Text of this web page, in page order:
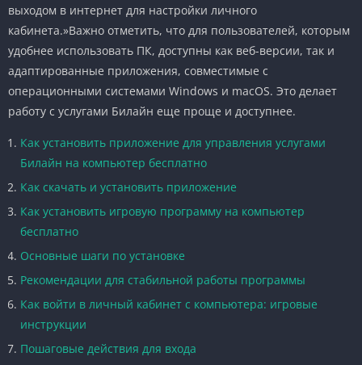
выходом в интернет для настройки личного
кабинета.»Важно отметить, что для пользователей, которым
удобнее использовать ПК, доступны как веб-версии, так и
адаптированные приложения, совместимые с
операционными системами Windows и macOS. Это делает
работу с услугами Билайн еще проще и доступнее.
Как установить приложение для управления услугами
Билайн на компьютер бесплатно
Как скачать и установить приложение
Как установить игровую программу на компьютер
бесплатно
Основные шаги по установке
Рекомендации для стабильной работы программы
Как войти в личный кабинет с компьютера: игровые
инструкции
Пошаговые действия для входа